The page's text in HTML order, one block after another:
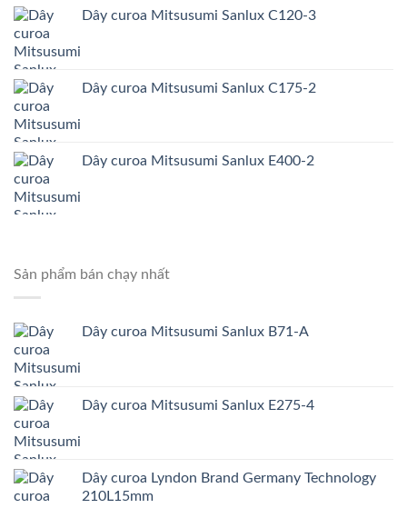
Dây curoa Mitsusumi Sanlux C120-3
Dây curoa Mitsusumi Sanlux C175-2
Dây curoa Mitsusumi Sanlux E400-2
Sản phẩm bán chạy nhất
Dây curoa Mitsusumi Sanlux B71-A
Dây curoa Mitsusumi Sanlux E275-4
Dây curoa Lyndon Brand Germany Technology
210L15mm